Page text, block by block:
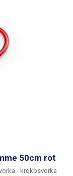
50cm rot
- krokosvorka